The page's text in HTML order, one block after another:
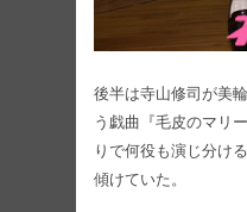
後半は寺山修司が美
う戯曲『毛皮のマリ
りで何役も演じ分け
傾けていた。